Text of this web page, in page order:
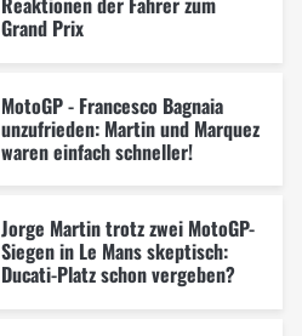
Grand Prix
MotoGP - Francesco Bagnaia
unzufrieden: Martin und Marquez
waren einfach schneller!
Jorge Martin trotz zwei MotoGP-
Siegen in Le Mans skeptisch:
Ducati-Platz schon vergeben?